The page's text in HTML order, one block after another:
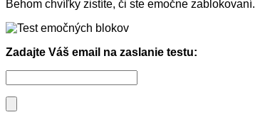
Behom chvíľky zistíte, či ste emočne zablokovaní.
Zadajte Váš email na zaslanie testu: